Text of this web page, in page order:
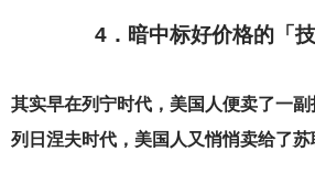
4．暗中标好价格的「技
其实早在列宁时代，美国人便卖了一
列日涅夫时代，美国人又悄悄卖给了苏